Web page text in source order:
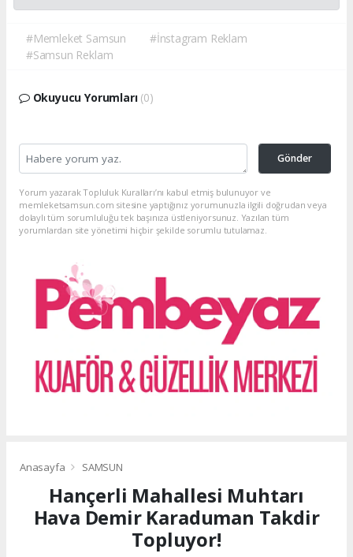
#Memleket Samsun
#İnstagram Reklam
#Samsun Reklam
Okuyucu Yorumları (0)
Gönder
Yorum yazarak Topluluk Kuralları’nı kabul etmiş bulunuyor ve
memleketsamsun.com sitesine yaptığınız yorumunuzla ilgili doğrudan veya
dolaylı tüm sorumluluğu tek başınıza üstleniyorsunuz. Yazılan tüm
yorumlardan site yönetimi hiçbir şekilde sorumlu tutulamaz.
Anasayfa SAMSUN
Hançerli Mahallesi Muhtarı
Hava Demir Karaduman Takdir
Topluyor!